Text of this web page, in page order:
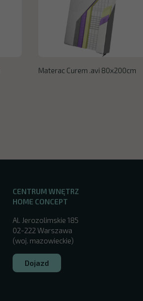
Materac Curem .avi 80x200cm
CENTRUM WNĘTRZ
HOME CONCEPT
Al. Jerozolimskie 185
02-222 Warszawa
(woj. mazowieckie)
Dojazd